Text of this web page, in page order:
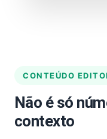
CONTEÚDO
Não é só
contexto